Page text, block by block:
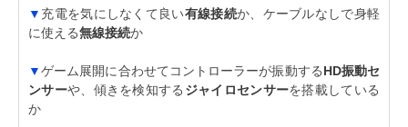
▼ 充電を気にしなくて良い有線接続か、ケーブルなしで身軽
に使える無線接続か
▼ゲーム展開に合わせてコントローラーが振動するHD振動セ
ンサーや、傾きを検知する ジャイロセンサーを搭載している
か